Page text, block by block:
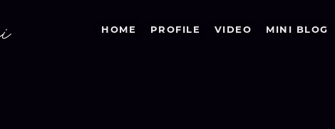
HOME PROFILE VIDEO MINI BLOG